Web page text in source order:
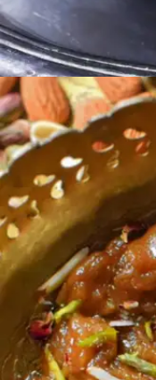
​लौकी का हलवा भी